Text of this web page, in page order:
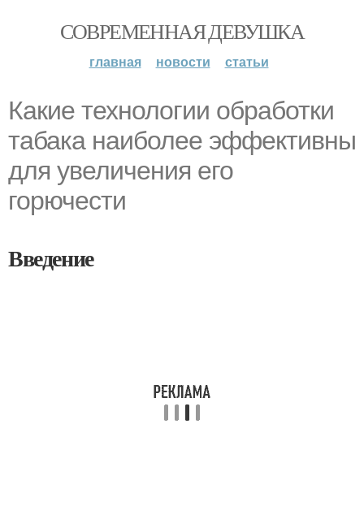
СОВРЕМЕННАЯ ДЕВУШКА
главная новости статьи
Какие технологии обработки
табака наиболее эффективны
для увеличения его
горючести
Введение